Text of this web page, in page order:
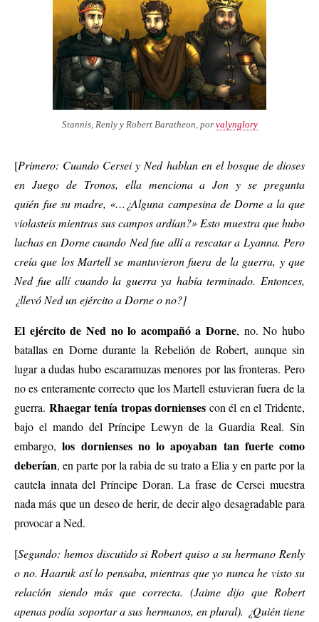
Stannis, Renly y Robert Baratheon, por valynglory
[Primero: Cuando Cersei y Ned hablan en el bosque de dioses
en Juego de Tronos, ella menciona a Jon y se pregunta
quién fue su madre, «… ¿Alguna campesina de Dorne a la que
violasteis mientras sus campos ardían?»Esto muestra que hubo
luchas en Dorne cuando Ned fue allí a rescatar a Lyanna. Pero
creía que los Martell se mantuvieron fuera de la guerra, y que
Ned fue allí cuando la guerra ya había terminado. Entonces,
¿llevó Ned un ejército a Dorne o no?]
El ejército de Ned no lo acompañó a Dorne, no. No hubo
batallas en Dorne durante la Rebelión de Robert, aunque sin
lugar a dudas hubo escaramuzas menores por las fronteras. Pero
no es enteramente correcto que los Martell estuvieran fuera de la
guerra. Rhaegar tenía tropas dornienses con él en el Tridente,
bajo el mando del Príncipe Lewyn de la Guardia Real. Sin
embargo,los dornienses no lo apoyaban tan fuerte como
deberían, en parte por la rabia de su trato a Elia y en parte por la
cautela innata del Príncipe Doran. La frase de Cersei muestra
nada más que un deseo de herir, de decir algo desagradable para
provocar a Ned.
[Segundo: hemos discutido si Robert quiso a su hermano Renly
o no. Haaruk así lo pensaba, mientras que yo nunca he visto su
relación siendo más que correcta. (Jaime dijo que Robert
apenas podía soportar a sus hermanos, en plural). ¿Quién tiene